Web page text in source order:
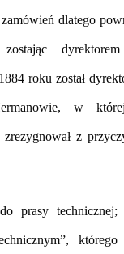
zamówień dlatego
zostając
roku został
w której
zrezygnował z
do prasy